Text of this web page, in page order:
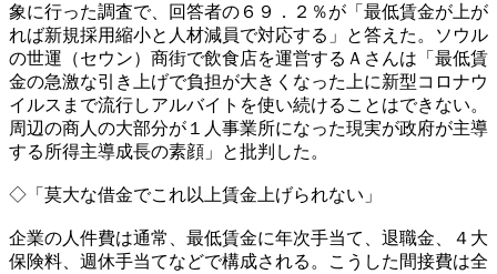
象に行った調査で、回答者の６９．２％が「最低賃金が上が
れば新規採用縮小と人材減員で対応する」と答えた。ソウル
の世運（セウン）商街で飲食店を運営するＡさんは「最低賃
金の急激な引き上げで負担が大きくなった上に新型コロナウ
イルスまで流行しアルバイトを使い続けることはできない。
周辺の商人の大部分が１人事業所になった現実が政府が主導
する所得主導成長の素顔」と批判した。
◇「莫大な借金でこれ以上賃金上げられない」
企業の人件費は通常、最低賃金に年次手当て、退職金、４大
保険料、週休手当てなどで構成される。こうした間接費は全